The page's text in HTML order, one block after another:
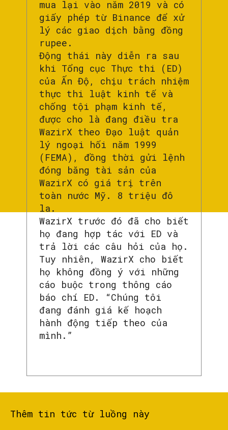
mua lại vào năm 2019 và có
giấy phép từ Binance để xử
lý các giao dịch bằng đồng
rupee.
Động thái này diễn ra sau
khi Tổng cục Thực thi (ED)
của Ấn Độ, chịu trách nhiệm
thực thi luật kinh tế và
chống tội phạm kinh tế,
được cho là đang điều tra
WazirX theo Đạo luật quản
lý ngoại hối năm 1999
(FEMA), đồng thời gửi lệnh
đóng băng tài sản của
WazirX có giá trị trên
toàn nước Mỹ. 8 triệu đô
la.
WazirX trước đó đã cho biết
họ đang hợp tác với ED và
trả lời các câu hỏi của họ.
Tuy nhiên, WazirX cho biết
họ không đồng ý với những
cáo buộc trong thông cáo
báo chí ED. “Chúng tôi
đang đánh giá kế hoạch
hành động tiếp theo của
mình.”
Thêm tin tức từ luồng này